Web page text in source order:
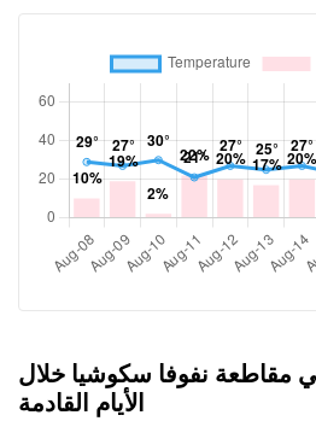
مقاطعة نفوفا سكوشيا خلال
الأيام القادمة